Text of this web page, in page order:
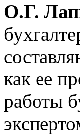
О.Г.
как ее
работы